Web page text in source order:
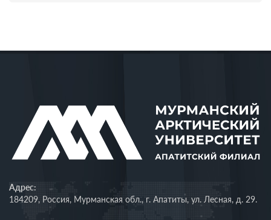
Адрес:
184209, Россия, Мурманская обл., г. Апатиты, ул. Лесная, д. 29.